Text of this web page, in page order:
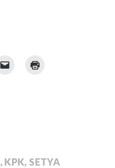
, KPK, SETYA